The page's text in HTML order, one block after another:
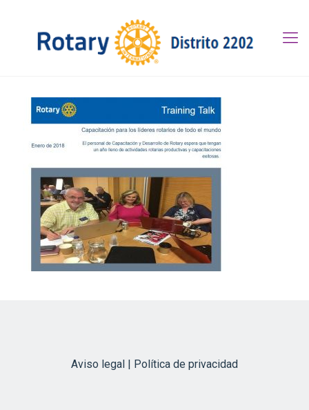
Aviso legal | Política de privacidad